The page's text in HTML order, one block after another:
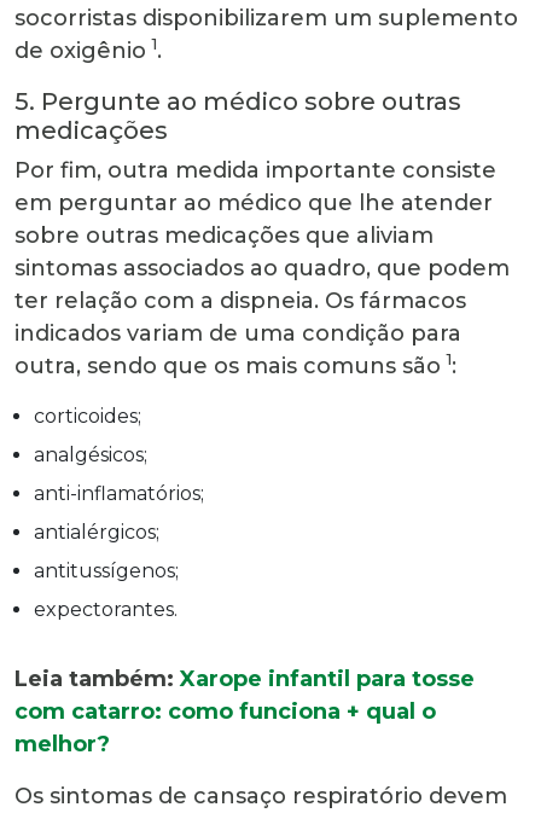
socorristas disponibilizarem um suplemento
de oxigênio 1.
5. Pergunte ao médico sobre outras
medicações
Por fim, outra medida importante consiste
em perguntar ao médico que lhe atender
sobre outras medicações que aliviam
sintomas associados ao quadro, que podem
ter relação com a dispneia. Os fármacos
indicados variam de uma condição para
outra, sendo que os mais comuns são 1:
corticoides;
analgésicos;
anti-inflamatórios;
antialérgicos;
antitussígenos;
expectorantes.
Leia também:Xarope infantil para tosse
com catarro: como funciona + qual o
melhor?
Os sintomas de cansaço respiratório devem